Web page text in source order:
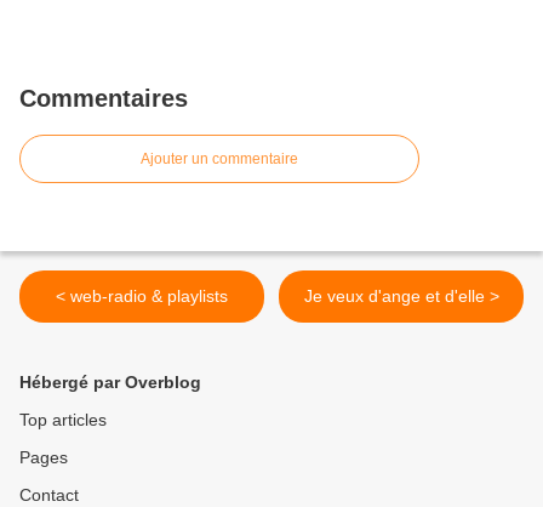
Commentaires
Ajouter un commentaire
< web-radio & playlists Je veux d'ange et d'elle >
Hébergé par Overblog
Top articles
Pages
Contact